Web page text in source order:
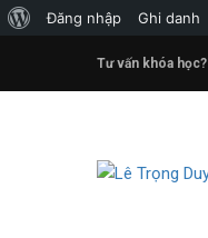
Tư vấn khóa học?
Đăng nhập Ghi danh